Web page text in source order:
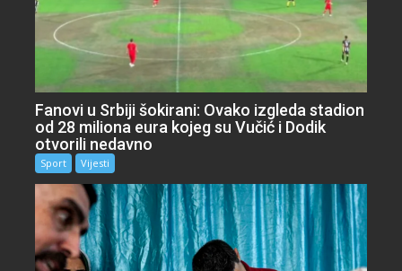
Fanovi u Srbiji šokirani: Ovako izgleda stadion
od 28 miliona eura kojeg su Vučić i Dodik
otvorili nedavno
Sport Vijesti